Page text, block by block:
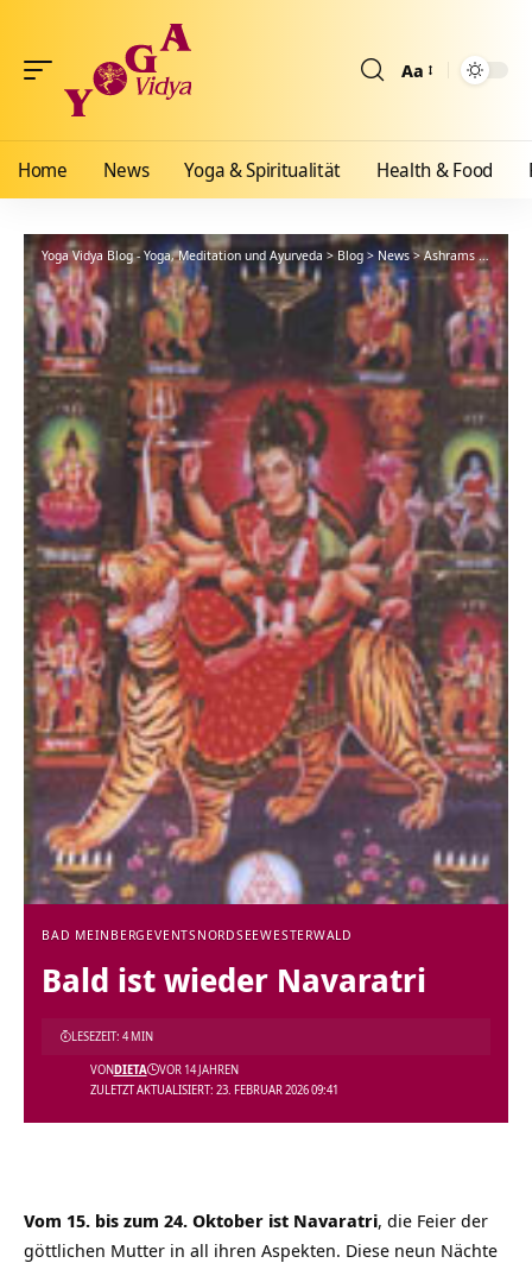
Aa
Home News Yoga & Spiritualität Health & Food
Yoga Vidya Blog - Yoga, Meditation und Ayurveda >Blog> News>Ashrams> Bad
BAD MEINBERG EVENTSNORDSEEWESTERWALD
Bald ist wieder Navaratri
ZULETZT AKTUALISIERT: 23. FEBRUAR 2026 09:41
VONDIETA VOR 14 JAHREN
LESEZEIT: 4 MIN
Vom 15. bis zum 24. Oktober ist Navaratri, die Feier der
göttlichen Mutter in all ihren Aspekten. Diese neun Nächte